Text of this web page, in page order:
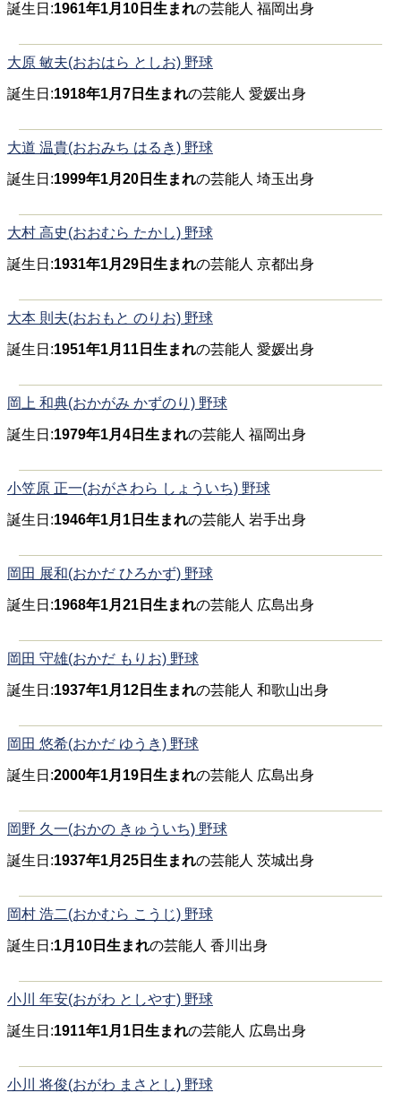
誕生日:1961年1月10日生まれの芸能人 福岡出身
大原 敏夫(おおはら としお) 野球
誕生日:1918年1月7日生まれの芸能人 愛媛出身
大道 温貴(おおみち はるき) 野球
誕生日:1999年1月20日生まれの芸能人 埼玉出身
大村 高史(おおむら たかし) 野球
誕生日:1931年1月29日生まれの芸能人 京都出身
大本 則夫(おおもと のりお) 野球
誕生日:1951年1月11日生まれの芸能人 愛媛出身
岡上 和典(おかがみ かずのり) 野球
誕生日:1979年1月4日生まれの芸能人 福岡出身
小笠原 正一(おがさわら しょういち) 野球
誕生日:1946年1月1日生まれの芸能人 岩手出身
岡田 展和(おかだ ひろかず) 野球
誕生日:1968年1月21日生まれの芸能人 広島出身
岡田 守雄(おかだ もりお) 野球
誕生日:1937年1月12日生まれの芸能人 和歌山出身
岡田 悠希(おかだ ゆうき) 野球
誕生日:2000年1月19日生まれの芸能人 広島出身
岡野 久一(おかの きゅういち) 野球
誕生日:1937年1月25日生まれの芸能人 茨城出身
岡村 浩二(おかむら こうじ) 野球
誕生日:1月10日生まれの芸能人 香川出身
小川 年安(おがわ としやす) 野球
誕生日:1911年1月1日生まれの芸能人 広島出身
小川 将俊(おがわ まさとし) 野球